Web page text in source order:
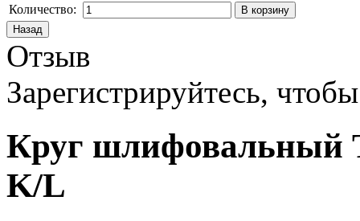
Количество:
Отзыв
Зарегистрируйтесь,
Круг шлифовальный
K/L